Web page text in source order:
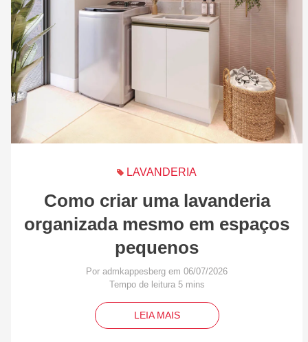
LAVANDERIA
Como criar uma lavanderia
organizada mesmo em espaços
pequenos
Por admkappesberg em 06/07/2026
LEIA MAIS